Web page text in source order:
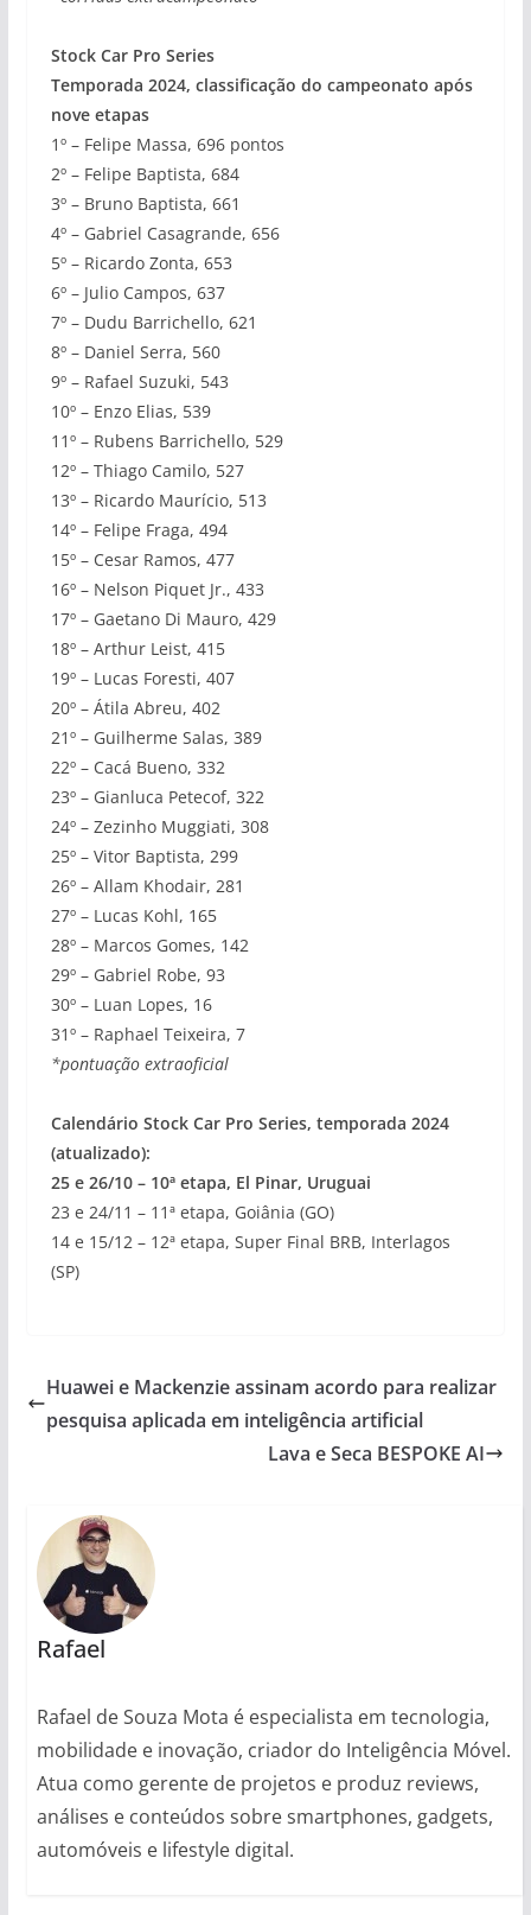
Stock Car Pro Series
Temporada 2024, classificação do campeonato após
nove etapas
1º – Felipe Massa, 696 pontos
2º – Felipe Baptista, 684
3º – Bruno Baptista, 661
4º – Gabriel Casagrande, 656
5º – Ricardo Zonta, 653
6º – Julio Campos, 637
7º – Dudu Barrichello, 621
8º – Daniel Serra, 560
9º – Rafael Suzuki, 543
10º – Enzo Elias, 539
11º – Rubens Barrichello, 529
12º – Thiago Camilo, 527
13º – Ricardo Maurício, 513
14º – Felipe Fraga, 494
15º – Cesar Ramos, 477
16º – Nelson Piquet Jr., 433
17º – Gaetano Di Mauro, 429
18º – Arthur Leist, 415
19º – Lucas Foresti, 407
20º – Átila Abreu, 402
21º – Guilherme Salas, 389
22º – Cacá Bueno, 332
23º – Gianluca Petecof, 322
24º – Zezinho Muggiati, 308
25º – Vitor Baptista, 299
26º – Allam Khodair, 281
27º – Lucas Kohl, 165
28º – Marcos Gomes, 142
29º – Gabriel Robe, 93
30º – Luan Lopes, 16
31º – Raphael Teixeira, 7
*pontuação extraoficial
Calendário Stock Car Pro Series, temporada 2024
(atualizado):
25 e 26/10 – 10ª etapa, El Pinar, Uruguai
23 e 24/11 – 11ª etapa, Goiânia (GO)
14 e 15/12 – 12ª etapa, Super Final BRB, Interlagos
(SP)
Huawei e Mackenzie assinam acordo para realizar
pesquisa aplicada em inteligência artificial
Lava e Seca BESPOKE AI
Rafael
Rafael de Souza Mota é especialista em tecnologia,
mobilidade e inovação, criador do Inteligência Móvel.
Atua como gerente de projetos e produz reviews,
análises e conteúdos sobre smartphones, gadgets,
automóveis e lifestyle digital.